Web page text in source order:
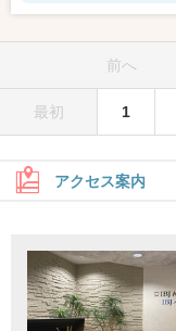
前へ
最初 1
アクセス案内